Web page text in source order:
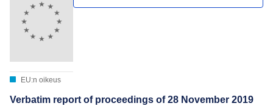
EU:n oikeus
Verbatim report of proceedings of 28 November 2019